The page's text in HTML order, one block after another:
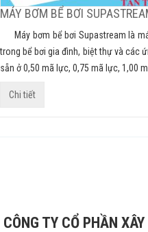
MÁY BƠM BỂ BƠI
Máy bơm bể bơi Supastream là
trong bể bơi gia đình, biệt thự và các
sẵn ở 0,50 mã lực, 0,75 mã lực, 1,00
Chi tiết
CÔNG TY CỔ PHẦN